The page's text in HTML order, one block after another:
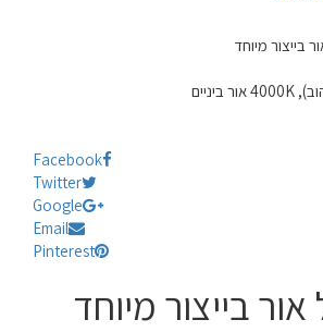
בייצור מיוחד
Facebook
Twitter
Google
Email
Pinterest
בייצור מיוחד